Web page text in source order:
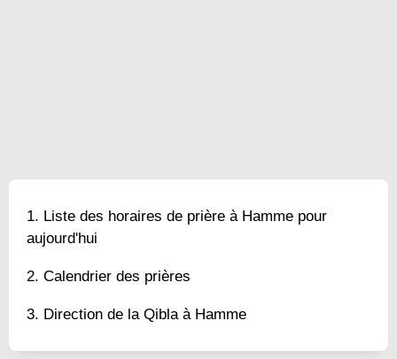
Liste des horaires de prière à Hamme pour
aujourd'hui
Calendrier des prières
Direction de la Qibla à Hamme